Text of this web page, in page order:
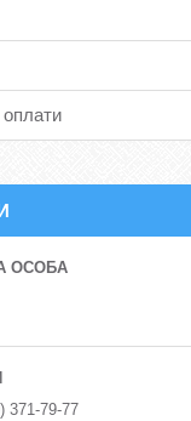
оплати
371-79-77